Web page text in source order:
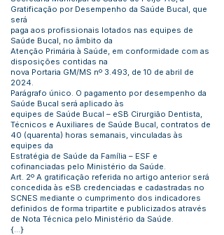
Gratificação por Desempenho da Saúde Bucal, que
será
paga aos profissionais lotados nas equipes de
Saúde Bucal, no âmbito da
Atenção Primária à Saúde, em conformidade com as
disposições contidas na
nova Portaria GM/MS nº 3.493, de 10 de abril de
2024.
Parágrafo único. O pagamento por desempenho da
Saúde Bucal será aplicado às
equipes de Saúde Bucal – eSB Cirurgião Dentista,
Técnicos e Auxiliares de Saúde Bucal, contratos de
40 (quarenta) horas semanais, vinculadas às
equipes da
Estratégia de Saúde da Família – ESF e
cofinanciadas pelo Ministério da Saúde.
Art. 2º A gratificação referida no artigo anterior será
concedida às eSB credenciadas e cadastradas no
SCNES mediante o cumprimento dos indicadores
definidos de forma tripartite e publicizados através
de Nota Técnica pelo Ministério da Saúde.
{...}